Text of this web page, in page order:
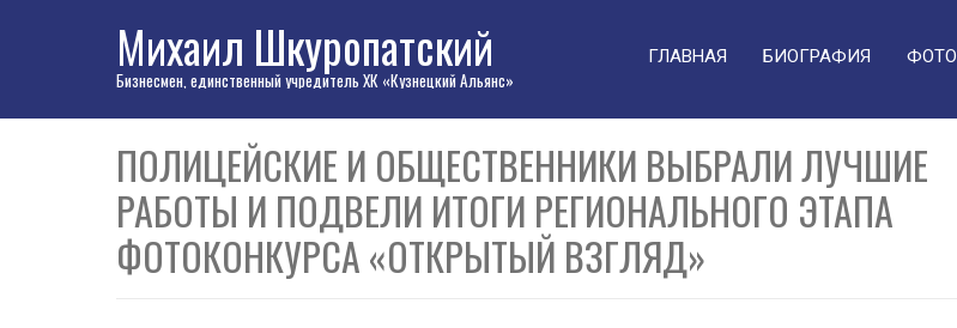
Михаил Шкуропатский
Бизнесмен, единственный учредитель ХК «Кузнецкий Альянс»
ГЛАВНАЯ БИОГРАФИЯ ФОТО
ПОЛИЦЕЙСКИЕ И ОБЩЕСТВЕННИКИ ВЫБРАЛИ ЛУЧШИЕ
РАБОТЫ И ПОДВЕЛИ ИТОГИ РЕГИОНАЛЬНОГО ЭТАПА
ФОТОКОНКУРСА «ОТКРЫТЫЙ ВЗГЛЯД»